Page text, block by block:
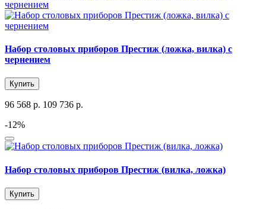
Набор столовых приборов Престиж (ложка, вилка) с
чернением
Купить
96 568 р. 109 736 р.
-12%
Набор столовых приборов Престиж (вилка, ложка)
Купить